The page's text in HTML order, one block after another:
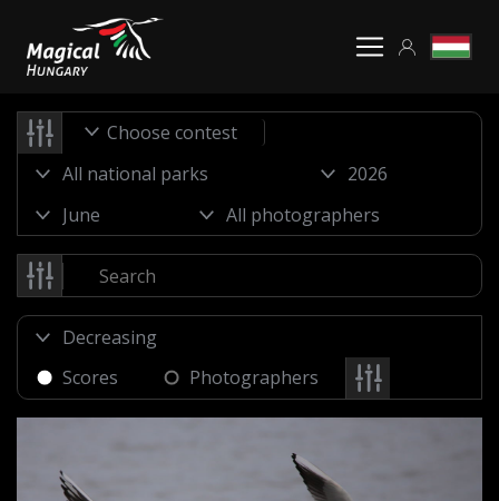
Choose contest
Scores Photographers